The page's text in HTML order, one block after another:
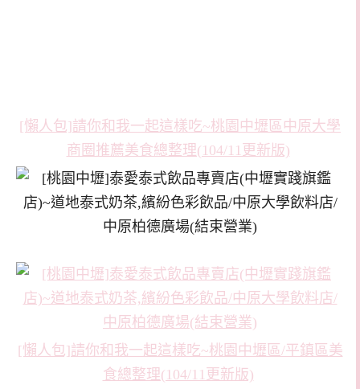
[懶人包]請你和我一起這樣吃~桃園中壢區中原大學
商圈推薦美食總整理(104/11更新版)
[懶人包]請你和我一起這樣吃~桃園中壢區/平鎮區美
食總整理(104/11更新版)